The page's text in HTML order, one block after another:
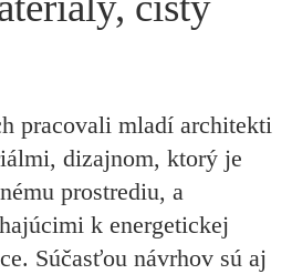
pracovali mladí architekti
dizajnom, ktorý je
prostrediu, a
k energetickej
Súčasťou návrhov sú aj